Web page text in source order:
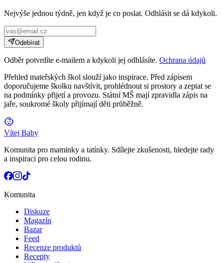
Nejvýše jednou týdně, jen když je co poslat. Odhlásit se dá kdykoli.
Odebírat
Odběr potvrdíte e-mailem a kdykoli jej odhlásíte. Ochrana údajů
Přehled mateřských škol slouží jako inspirace. Před zápisem
doporučujeme školku navštívit, prohlédnout si prostory a zeptat se
na podmínky přijetí a provozu. Státní MŠ mají zpravidla zápis na
jaře, soukromé školy přijímají děti průběžně.
Vítej Baby
Komunita pro maminky a tatínky. Sdílejte zkušenosti, hledejte rady
a inspiraci pro celou rodinu.
Komunita
Diskuze
Magazín
Bazar
Feed
Recenze produktů
Recepty